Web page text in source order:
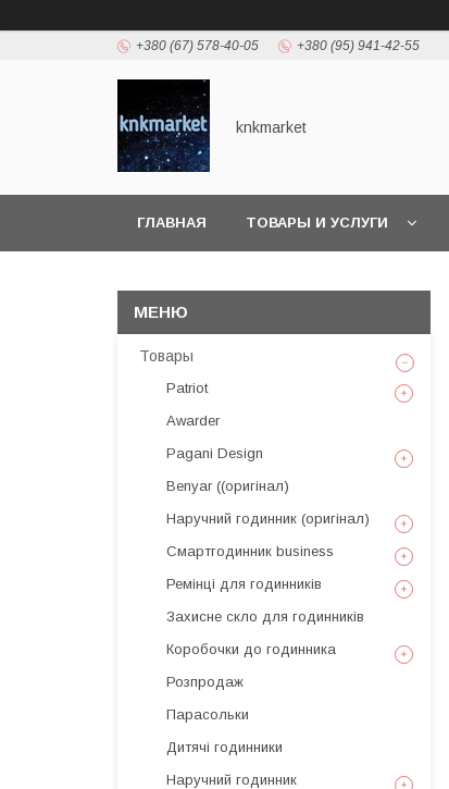
+380 (67) 578-40-05 +380 (95) 941-42-55
knkmarket
ГЛАВНАЯ ТОВАРЫ И УСЛУГИ
Товары
Patriot
Awarder
Pagani Design
Benyar ((оригінал)
Наручний годинник (оригінал)
Смартгодинник business
Ремінці для годинників
Захисне скло для годинників
Коробочки до годинника
Розпродаж
Парасольки
Дитячі годинники
Наручний годинник